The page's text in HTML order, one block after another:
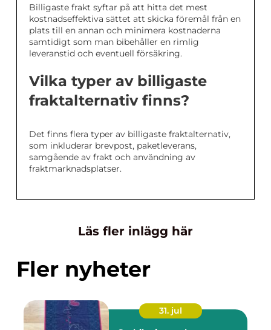
Billigaste frakt syftar på att hitta det mest
kostnadseffektiva sättet att skicka föremål från en
plats till en annan och minimera kostnaderna
samtidigt som man bibehåller en rimlig
leveranstid och eventuell försäkring.
Vilka typer av billigaste
fraktalternativ finns?
Det finns flera typer av billigaste fraktalternativ,
som inkluderar brevpost, paketleverans,
samgående av frakt och användning av
fraktmarknadsplatser.
Läs fler inlägg här
Fler nyheter
31. jul